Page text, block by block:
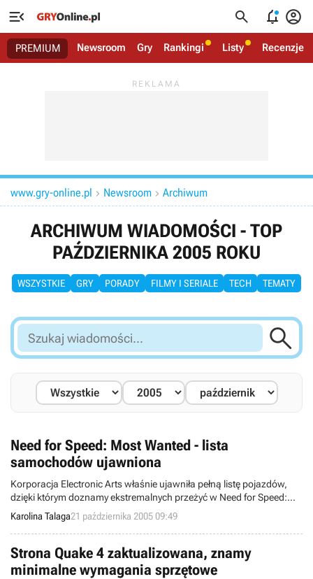
   
PREMIUM Newsroom Gry Rankingi Listy Recenzje
www.gry-online.pl  Newsroom  Archiwum
ARCHIWUM WIADOMOŚCI - TOP
PAŹDZIERNIKA 2005 ROKU
WSZYSTKIE GRY PORADY FILMY I SERIALE TECH TEMATY
Szukaj
wiadomości...

Need for Speed: Most Wanted - lista
samochodów ujawniona
Korporacja Electronic Arts właśnie ujawniła pełną listę pojazdów,
dzięki którym doznamy ekstremalnych przeżyć w Need for Speed:
Most Wanted.
Karolina Talaga21 października 2005 09:49
Strona Quake 4 zaktualizowana, znamy
minimalne wymagania sprzętowe